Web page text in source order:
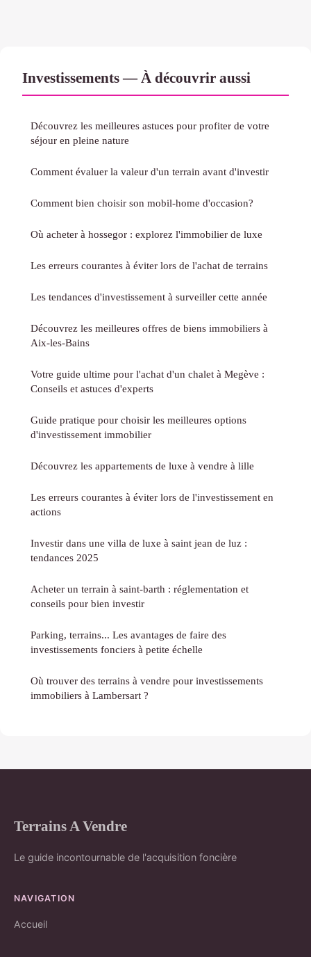
Investissements — À découvrir aussi
Découvrez les meilleures astuces pour profiter de votre
séjour en pleine nature
Comment évaluer la valeur d'un terrain avant d'investir
Comment bien choisir son mobil-home d'occasion?
Où acheter à hossegor : explorez l'immobilier de luxe
Les erreurs courantes à éviter lors de l'achat de terrains
Les tendances d'investissement à surveiller cette année
Découvrez les meilleures offres de biens immobiliers à
Aix-les-Bains
Votre guide ultime pour l'achat d'un chalet à Megève :
Conseils et astuces d'experts
Guide pratique pour choisir les meilleures options
d'investissement immobilier
Découvrez les appartements de luxe à vendre à lille
Les erreurs courantes à éviter lors de l'investissement en
actions
Investir dans une villa de luxe à saint jean de luz :
tendances 2025
Acheter un terrain à saint-barth : réglementation et
conseils pour bien investir
Parking, terrains... Les avantages de faire des
investissements fonciers à petite échelle
Où trouver des terrains à vendre pour investissements
immobiliers à Lambersart ?
Terrains A Vendre
Le guide incontournable de l'acquisition foncière
NAVIGATION
Accueil